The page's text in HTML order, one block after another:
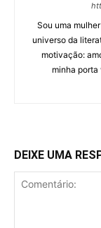
Sou uma
universo da
motivação:
minha porta
DEIXE UMA